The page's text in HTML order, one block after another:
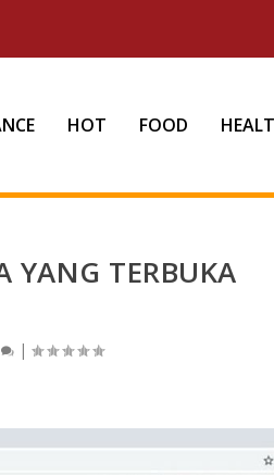
HOT FOOD
YANG TERBUKA
|